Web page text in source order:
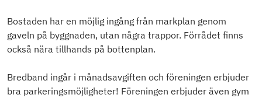
Bostaden har en möjlig ingång från markplan genom
gaveln på byggnaden, utan några trappor. Förrådet finns
också nära tillhands på bottenplan.
Bredband ingår i månadsavgiften och föreningen erbjuder
bra parkeringsmöjligheter! Föreningen erbjuder även gym